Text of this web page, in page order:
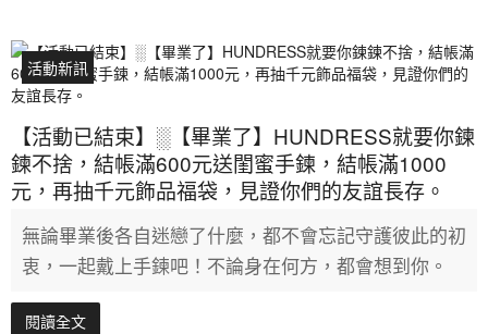
活動新訊
【活動已結束】░【畢業了】HUNDRESS就要你鍊
鍊不捨，結帳滿600元送閨蜜手鍊，結帳滿1000
元，再抽千元飾品福袋，見證你們的友誼長存。
無論畢業後各自迷戀了什麼，都不會忘記守護彼此的初
衷，一起戴上手鍊吧！不論身在何方，都會想到你。
閱讀全文